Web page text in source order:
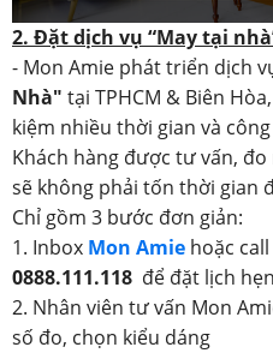
2. Đặt dịch vụ “May tại
- Mon Amie phát triển dịch
Nhà" tại TPHCM & Biên
kiệm nhiều thời gian và
Khách hàng được tư vấn,
sẽ không phải tốn thời gian
Chỉ gồm 3 bước đơn giản:
1. Inbox Mon Amie hoặc call
0888.111.118 để đặt lịch hẹn
2. Nhân viên tư vấn Mon
số đo, chọn kiểu dáng